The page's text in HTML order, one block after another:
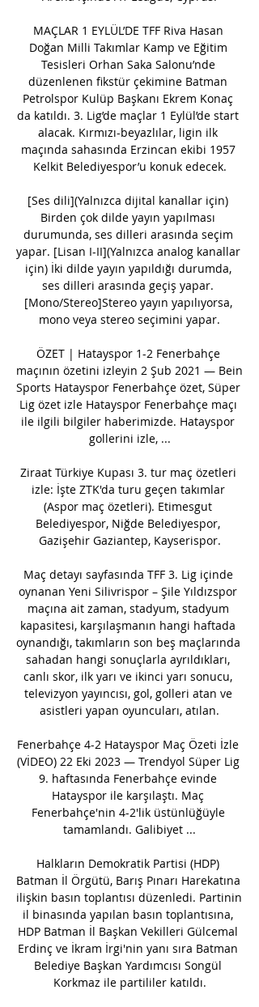
MAÇLAR 1 EYLÜL’DE TFF Riva Hasan
Doğan Milli Takımlar Kamp ve Eğitim
Tesisleri Orhan Saka Salonu’nde
düzenlenen fikstür çekimine Batman
Petrolspor Kulüp Başkanı Ekrem Konaç
da katıldı. 3. Lig’de maçlar 1 Eylül’de start
alacak. Kırmızı-beyazlılar, ligin ilk
maçında sahasında Erzincan ekibi 1957
Kelkit Belediyespor’u konuk edecek.
[Ses dili](Yalnızca dijital kanallar için)
Birden çok dilde yayın yapılması
durumunda, ses dilleri arasında seçim
yapar. [Lisan I-II](Yalnızca analog kanallar
için) İki dilde yayın yapıldığı durumda,
ses dilleri arasında geçiş yapar.
[Mono/Stereo]Stereo yayın yapılıyorsa,
mono veya stereo seçimini yapar.
ÖZET | Hatayspor 1-2 Fenerbahçe
maçının özetini izleyin 2 Şub 2021 — Bein
Sports Hatayspor Fenerbahçe özet, Süper
Lig özet izle Hatayspor Fenerbahçe maçı
ile ilgili bilgiler haberimizde. Hatayspor
gollerini izle, ...
Ziraat Türkiye Kupası 3. tur maç özetleri
izle: İşte ZTK'da turu geçen takımlar
(Aspor maç özetleri). Etimesgut
Belediyespor, Niğde Belediyespor,
Gazişehir Gaziantep, Kayserispor.
Maç detayı sayfasında TFF 3. Lig içinde
oynanan Yeni Silivrispor – Şile Yıldızspor
maçına ait zaman, stadyum, stadyum
kapasitesi, karşılaşmanın hangi haftada
oynandığı, takımların son beş maçlarında
sahadan hangi sonuçlarla ayrıldıkları,
canlı skor, ilk yarı ve ikinci yarı sonucu,
televizyon yayıncısı, gol, golleri atan ve
asistleri yapan oyuncuları, atılan.
Fenerbahçe 4-2 Hatayspor Maç Özeti İzle
(VİDEO) 22 Eki 2023 — Trendyol Süper Lig
9. haftasında Fenerbahçe evinde
Hatayspor ile karşılaştı. Maç
Fenerbahçe'nin 4-2'lik üstünlüğüyle
tamamlandı. Galibiyet ...
Halkların Demokratik Partisi (HDP)
Batman İl Örgütü, Barış Pınarı Harekatına
ilişkin basın toplantısı düzenledi. Partinin
il binasında yapılan basın toplantısına,
HDP Batman İl Başkan Vekilleri Gülcemal
Erdinç ve İkram İrgi'nin yanı sıra Batman
Belediye Başkan Yardımcısı Songül
Korkmaz ile partililer katıldı.